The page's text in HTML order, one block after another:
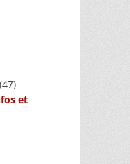
(47)
et